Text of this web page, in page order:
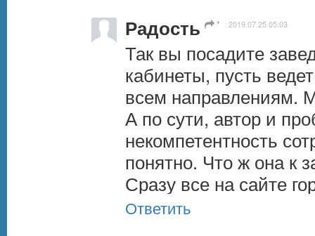
Радость * 2019.07.25 05:03
Так вы посадите
кабинеты, пусть
всем направлениям.
А по сути, автор и
некомпетентность
понятно. Что ж она к
Сразу все на сайте
Ответить